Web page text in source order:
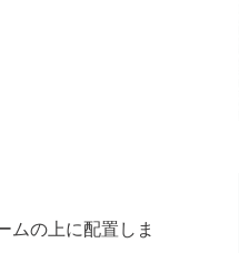
ムの上に配置しま